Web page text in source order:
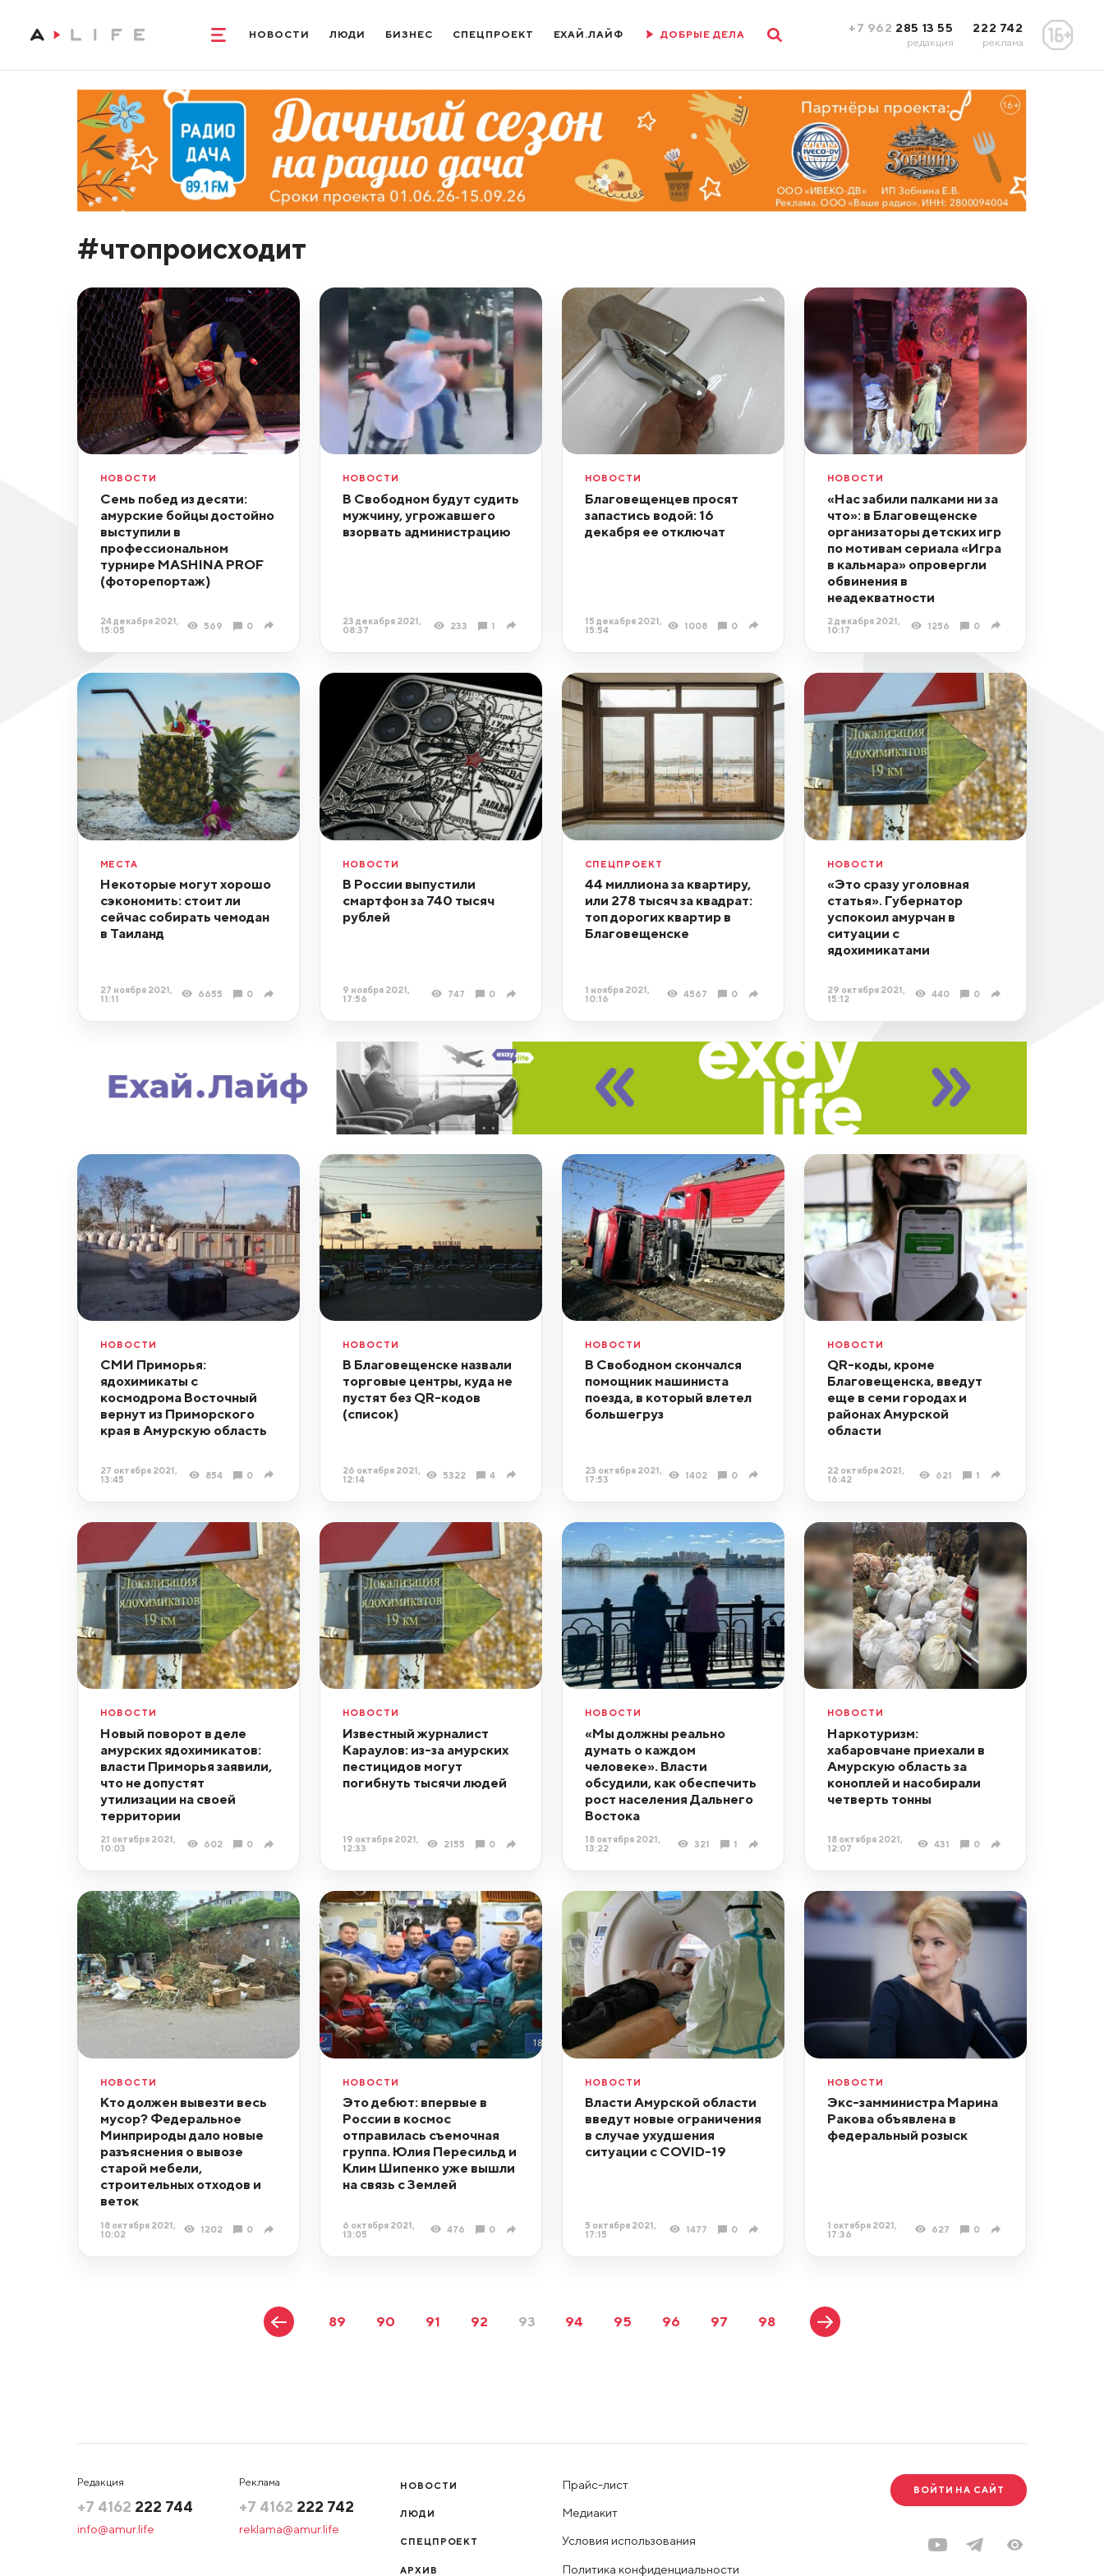
НОВОСТИ ЛЮДИ БИЗНЕС СПЕЦПРОЕКТ ЕХАЙ.ЛАЙФ ДОБРЫЕ ДЕЛА +7 962 285 13 55
редакция
222 742
реклама
#чтопроисходит
НОВОСТИ
Семь побед из десяти:
амурские бойцы достойно
выступили в
профессиональном
турнире MASHINA PROF
(фоторепортаж)
24 декабря 2021,
15:05
569 0
НОВОСТИ
В Свободном будут судить
мужчину, угрожавшего
взорвать администрацию
23 декабря 2021,
08:37
233 1
НОВОСТИ
Благовещенцев просят
запастись водой: 16
декабря ее отключат
15 декабря 2021,
15:54
1008 0
НОВОСТИ
«Нас забили палками ни за
что»: в Благовещенске
организаторы детских игр
по мотивам сериала «Игра
в кальмара» опровергли
обвинения в
неадекватности
2 декабря 2021,
10:17
1256 0
МЕСТА
Некоторые могут хорошо
сэкономить: стоит ли
сейчас собирать чемодан
в Таиланд
27 ноября 2021,
11:11
6655 0
НОВОСТИ
В России выпустили
смартфон за 740 тысяч
рублей
9 ноября 2021,
17:56
747 0
СПЕЦПРОЕКТ
44 миллиона за квартиру,
или 278 тысяч за квадрат:
топ дорогих квартир в
Благовещенске
1 ноября 2021,
10:16
4567 0
НОВОСТИ
«Это сразу уголовная
статья». Губернатор
успокоил амурчан в
ситуации с
ядохимикатами
29 октября 2021,
15:12
440 0
НОВОСТИ
СМИ Приморья:
ядохимикаты с
космодрома Восточный
вернут из Приморского
края в Амурскую область
27 октября 2021,
13:45
854 0
НОВОСТИ
В Благовещенске назвали
торговые центры, куда не
пустят без QR-кодов
(список)
26 октября 2021,
12:14
5322 4
НОВОСТИ
В Свободном скончался
помощник машиниста
поезда, в который влетел
большегруз
23 октября 2021,
17:53
1402 0
НОВОСТИ
QR-коды, кроме
Благовещенска, введут
еще в семи городах и
районах Амурской
области
22 октября 2021,
16:42
621 1
НОВОСТИ
Новый поворот в деле
амурских ядохимикатов:
власти Приморья заявили,
что не допустят
утилизации на своей
территории
21 октября 2021,
10:03
602 0
НОВОСТИ
Известный журналист
Караулов: из-за амурских
пестицидов могут
погибнуть тысячи людей
19 октября 2021,
12:33
2155 0
НОВОСТИ
«Мы должны реально
думать о каждом
человеке». Власти
обсудили, как обеспечить
рост населения Дальнего
Востока
18 октября 2021,
13:22
321 1
НОВОСТИ
Наркотуризм:
хабаровчане приехали в
Амурскую область за
коноплей и насобирали
четверть тонны
18 октября 2021,
12:07
431 0
НОВОСТИ
Кто должен вывезти весь
мусор? Федеральное
Минприроды дало новые
разъяснения о вывозе
старой мебели,
строительных отходов и
веток
18 октября 2021,
10:02
1202 0
НОВОСТИ
Это дебют: впервые в
России в космос
отправилась съемочная
группа. Юлия Пересильд и
Клим Шипенко уже вышли
на связь с Землей
6 октября 2021,
13:05
476 0
НОВОСТИ
Власти Амурской области
введут новые ограничения
в случае ухудшения
ситуации с COVID-19
5 октября 2021,
17:15
1477 0
НОВОСТИ
Экс-замминистра Марина
Ракова объявлена в
федеральный розыск
1 октября 2021,
17:36
627 0
89 90 91 92 93 94 95 96 97 98
Редакция
+7 4162 222 744
info@amur.life
Реклама
+7 4162 222 742
reklama@amur.life
НОВОСТИ
ЛЮДИ
СПЕЦПРОЕКТ
АРХИВ
Прайс-лист
Медиакит
Условия использования
Политика конфиденциальности
ВОЙТИ НА САЙТ